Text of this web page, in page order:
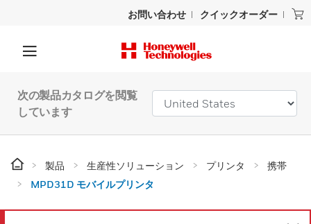
お問い合わせ クイックオーダー
次の製品カタログを閲覧
しています
製品 生産性ソリューション プリンタ
携帯
MPD31D モバイルプリンタ